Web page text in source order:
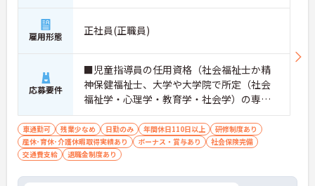
雇用形態 正社員(正職員)
応募要件
■児童指導員の任用資格（社会福祉士か精
神保健福祉士、大学や大学院で所定（社会
福祉学・心理学・教育学・社会学）の専門
課程を修了、児童福祉施設で2年以上の実務
経験がある） ■普通自動車運転免許（ＡＴ
限定可）／必須 ■児童指導員経験あれば尚
可
車通勤可 残業少なめ 日勤のみ 年間休日110日以上
研修制度あり
産休･育休･介護休暇取得実績あり
ボーナス・賞与あり
社会保険完備
交通費支給
退職金制度あり